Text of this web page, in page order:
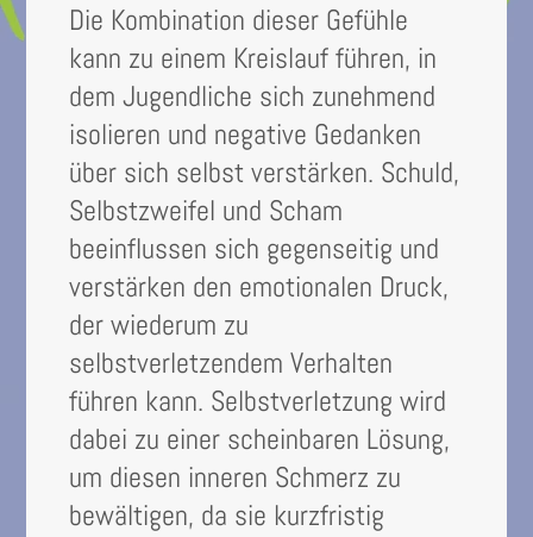
Die Kombination dieser Gefühle
kann zu einem Kreislauf führen, in
dem Jugendliche sich zunehmend
isolieren und negative Gedanken
über sich selbst verstärken. Schuld,
Selbstzweifel und Scham
beeinflussen sich gegenseitig und
verstärken den emotionalen Druck,
der wiederum zu
selbstverletzendem Verhalten
führen kann. Selbstverletzung wird
dabei zu einer scheinbaren Lösung,
um diesen inneren Schmerz zu
bewältigen, da sie kurzfristig